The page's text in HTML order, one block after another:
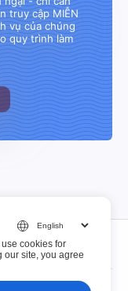
truy cập MIỄN
vụ của chúng
quy trình làm
cookies for
our site, you agree